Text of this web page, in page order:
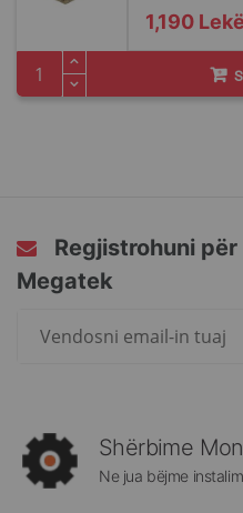
1,190 Lekë
Regjistrohuni
Megatek
rreth
Megatek:
Shërbime
Ne jua bëjme